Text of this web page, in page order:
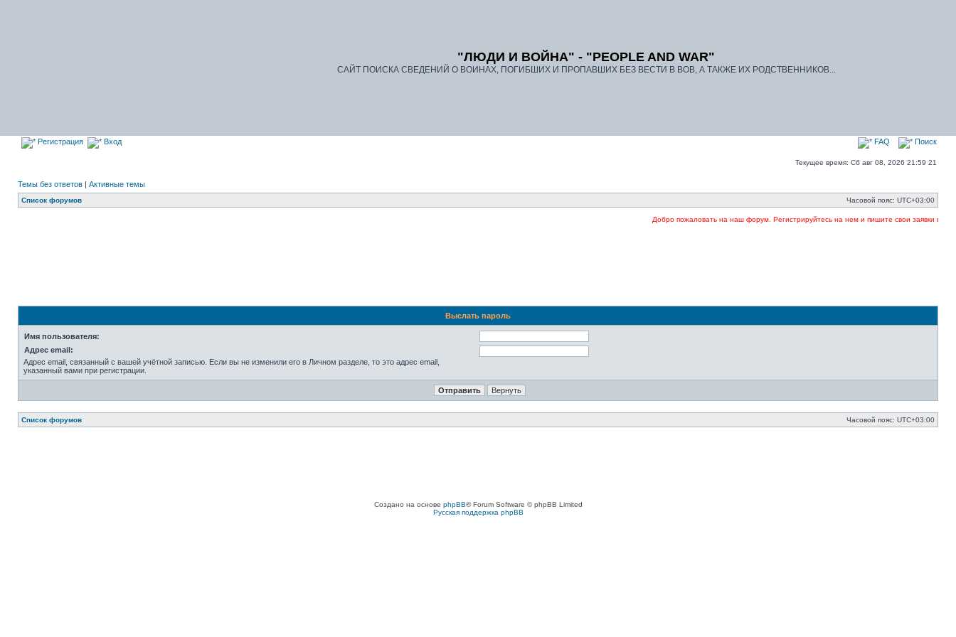
"ЛЮДИ И ВОЙНА" - "PEOPLE AND WAR"
САЙТ ПОИСКА СВЕДЕНИЙ О ВОИНАХ, ПОГИБШИХ И ПРОПАВШИХ БЕЗ ВЕСТИ В ВОВ, А ТАКЖЕ ИХ РОДСТВЕННИКОВ...
Регистрация Вход FAQ Поиск
Текущее время: Сб авг 08, 2026 21:59 21
Темы без ответов | Активные темы
Список форумов Часовой пояс: UTC+03:00
Добро пожаловать на наш форум. Регистрируйтесь на нем и пишите свои заявки в
Выслать пароль
Имя пользователя:
Адрес email:
Адрес email, связанный с вашей учётной записью. Если вы не изменили его в Личном разделе, то это адрес email,
указанный вами при регистрации.
Список форумов Часовой пояс: UTC+03:00
Создано на основе phpBB® Forum Software © phpBB Limited
Русская поддержка phpBB